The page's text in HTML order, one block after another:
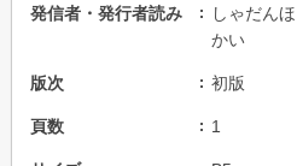
発信者・発行者読み
しゃだん
かい
版次 初版
頁数 1